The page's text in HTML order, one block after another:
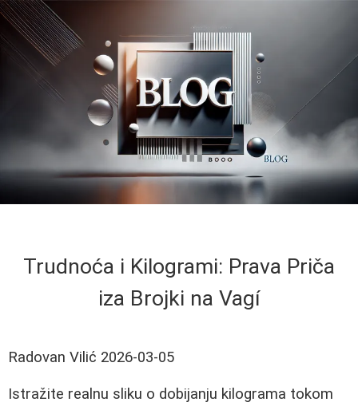
Trudnoća i Kilogrami: Prava Priča
iza Brojki na Vagí
Radovan Vilić 2026-03-05
Istražite realnu sliku o dobijanju kilograma tokom